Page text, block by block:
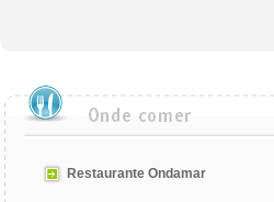
Restaurante Ondamar